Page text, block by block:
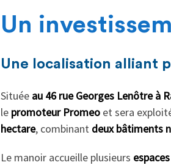
Un
Une localisation alliant
Située au 46 rue Georges Lenôtre à
le promoteur Promeoet sera
hectare, combinant deux bâtiments
Le manoir accueille plusieurs